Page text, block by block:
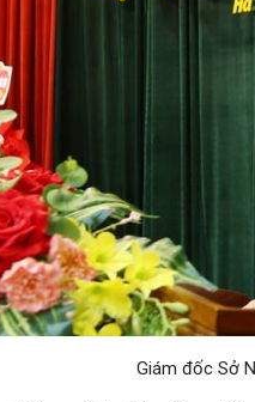
Giám đốc Sở